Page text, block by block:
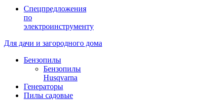
Спецпредложения
по
электроинструменту
Для дачи и загородного дома
Бензопилы
Бензопилы
Husqvarna
Генераторы
Пилы садовые